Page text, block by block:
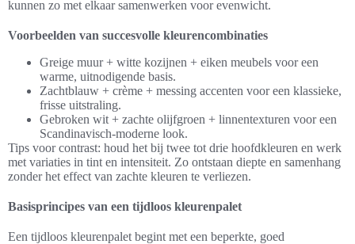
kunnen zo met elkaar samenwerken voor evenwicht.
Voorbeelden van succesvolle kleurencombinaties
Greige muur + witte kozijnen + eiken meubels voor een
warme, uitnodigende basis.
Zachtblauw + crème + messing accenten voor een klassieke,
frisse uitstraling.
Gebroken wit + zachte olijfgroen + linnentexturen voor een
Scandinavisch-moderne look.
Tips voor contrast: houd het bij twee tot drie hoofdkleuren en werk
met variaties in tint en intensiteit. Zo ontstaan diepte en samenhang
zonder het effect van zachte kleuren te verliezen.
Basisprincipes van een tijdloos kleurenpalet
Een tijdloos kleurenpalet begint met een beperkte, goed